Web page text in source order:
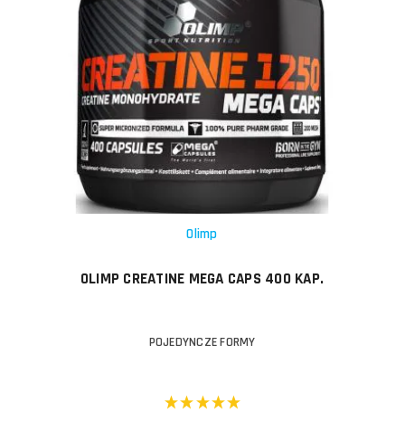
Olimp
OLIMP CREATINE MEGA CAPS 400 KAP.
POJEDYNCZE FORMY